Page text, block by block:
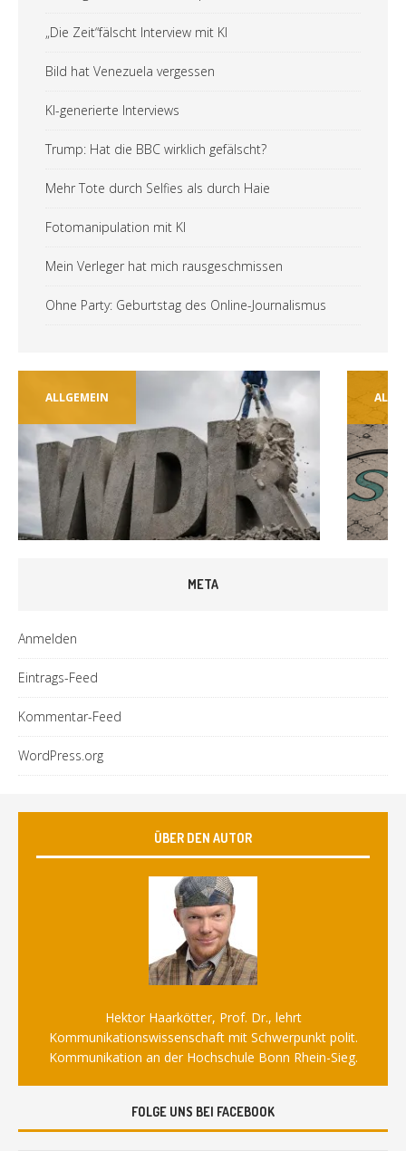
„Die Zeit“fälscht Interview mit KI
Bild hat Venezuela vergessen
KI-generierte Interviews
Trump: Hat die BBC wirklich gefälscht?
Mehr Tote durch Selfies als durch Haie
Fotomanipulation mit KI
Mein Verleger hat mich rausgeschmissen
Ohne Party: Geburtstag des Online-Journalismus
ALLGEMEIN
META
Anmelden
Eintrags-Feed
Kommentar-Feed
WordPress.org
ÜBER DEN AUTOR
Hektor Haarkötter, Prof. Dr., lehrt
Kommunikationswissenschaft mit Schwerpunkt polit.
Kommunikation an der Hochschule Bonn Rhein-Sieg.
FOLGE UNS BEI FACEBOOK